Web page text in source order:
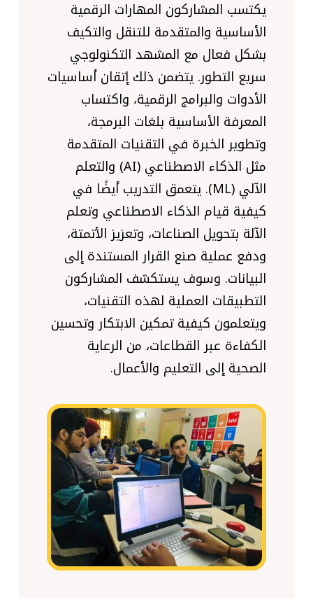
يكتسب المشاركون المهارات الرقمية
الأساسية والمتقدمة للتنقل والتكيف
بشكل فعال مع المشهد التكنولوجي
سريع التطور. يتضمن ذلك إتقان أساسيات
الأدوات والبرامج الرقمية، واكتساب
المعرفة الأساسية بلغات البرمجة،
وتطوير الخبرة في التقنيات المتقدمة
مثل الذكاء الاصطناعي (AI) والتعلم
الآلي (ML). يتعمق التدريب أيضًا في
كيفية قيام الذكاء الاصطناعي وتعلم
الآلة بتحويل الصناعات، وتعزيز الأتمتة،
ودفع عملية صنع القرار المستندة إلى
البيانات. وسوف يستكشف المشاركون
التطبيقات العملية لهذه التقنيات،
ويتعلمون كيفية تمكين الابتكار وتحسين
الكفاءة عبر القطاعات، من الرعاية
الصحية إلى التعليم والأعمال.